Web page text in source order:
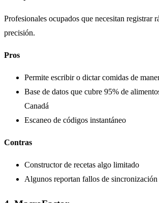
Profesionales ocupados que necesitan registrar
precisión.
Pros
Permite escribir o dictar comidas de
Base de datos que cubre 95% de
Canadá
Escaneo de códigos instantáneo
Contras
Constructor de recetas algo limitado
Algunos reportan fallos de sincronización